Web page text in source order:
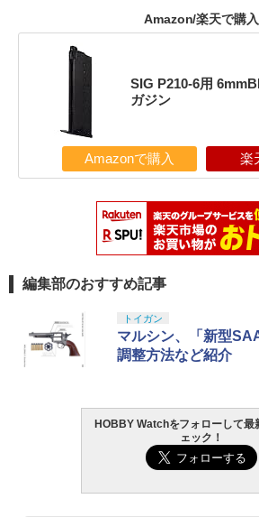
Amazon/楽天で購入
SIG P210-6用
ガジン
Amazonで購入 楽
編集部のおすすめ記事
トイガン
マルシン、「新型
調整方法など紹介
HOBBY Watchをフォローして最
ェック！